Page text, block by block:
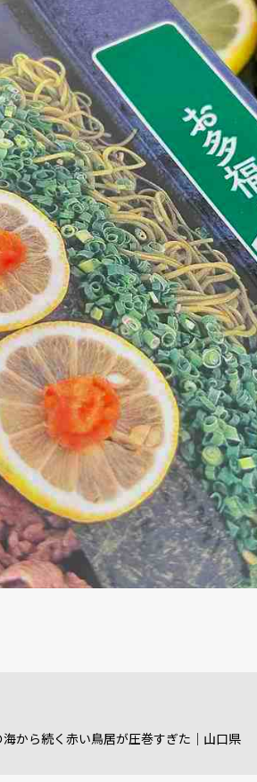
から続く赤い鳥居が圧巻すぎた｜山口県